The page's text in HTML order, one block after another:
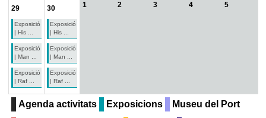
29
Exposició
| His ...
Exposició
| Man ...
Exposició
| Raf ...
30
Exposició
| His ...
Exposició
| Man ...
Exposició
| Raf ...
1 2 3 4 5
Agenda activitats Exposicions
Museu del Port